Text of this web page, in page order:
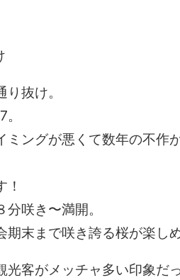
抜け。
ミングが悪くて数年の不作
咲き〜満開。
期末まで咲き誇る桜が楽し
光客がメッチャ多い印象だ